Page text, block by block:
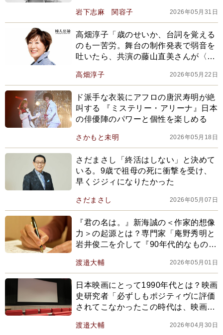
日あったことを報告して」
岩下志麻 関容子 2026年05月31日
高畑淳子「歳のせいか、台詞を覚える
のも一苦労。舞台の制作発表で弱音を
吐いたら、共演の藤山直美さんが〈生
高畑淳子 2026年05月22日
ド派手な衣装にアフロの唐沢寿明が絶
叫する 『ミステリー・アリーナ』日本
の俳優陣のパワーと個性を楽しめる
さかもと未明 2026年05月18日
さだまさし「終活はしない」と決めて
いる。9歳で祖母の死に衝撃を受け、
早くジジィになりたかった
さだまさし 2026年05月07日
『君の名は。』新海誠の＜作家的想像
力＞の起源とは？専門家「庵野秀明と
岩井俊二を介して『90年代的なもの』
渡邉大輔 2026年05月01日
日本映画にとって1990年代とは？映画
史研究者「必ずしもポジティヴに評価
されてこなかったこの時代は、映画の
渡邉大輔 2026年04月30日